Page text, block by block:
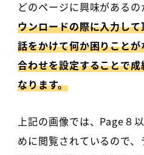
どのページに興味があるの
ウンロードの際に入力し
話をかけて何か困りこと
合わせを設定することで
なります。
上記の画像では、Page８
めに閲覧されているので